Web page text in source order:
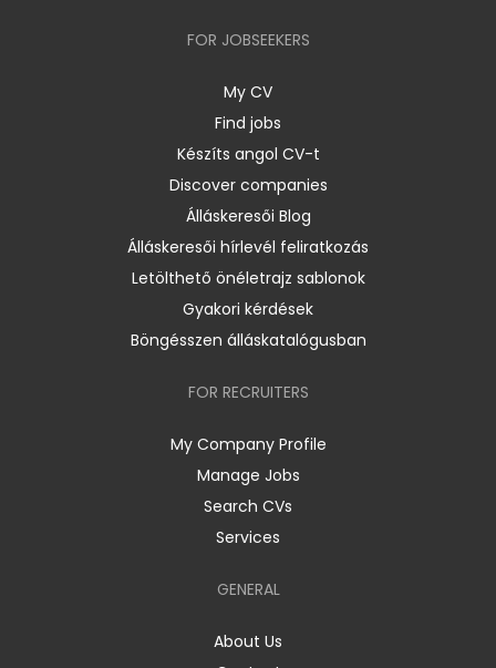
FOR JOBSEEKERS
My CV
Find jobs
Készíts angol CV-t
Discover companies
Álláskeresői Blog
Álláskeresői hírlevél feliratkozás
Letölthető önéletrajz sablonok
Gyakori kérdések
Böngésszen álláskatalógusban
FOR RECRUITERS
My Company Profile
Manage Jobs
Search CVs
Services
GENERAL
About Us